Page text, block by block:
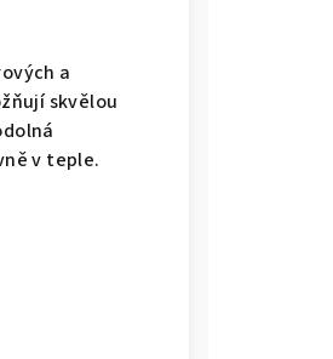
a
skvělou
v teple.